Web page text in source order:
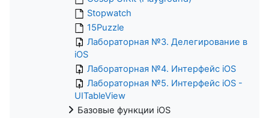
Stopwatch
15Puzzle
Лабораторная №3. Делегирование в
iOS
Лабораторная №4. Интерфейс iOS
Лабораторная №5. Интерфейс iOS -
UITableView
Базовые функции iOS